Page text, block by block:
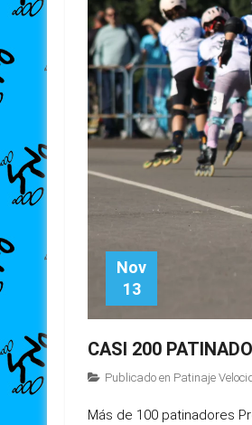
Nov
13
CASI 200
Publicado en Patinaje
Más de 100 patinadores